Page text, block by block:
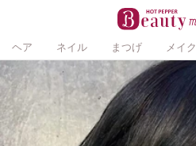
ヘア ネイル まつげ メイク